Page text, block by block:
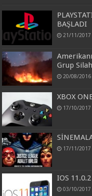
BAŞLADI
21/11/2017
Grup
20/08/2016
XBOX
17/10/2017
17/11/2017
IOS
03/10/2017